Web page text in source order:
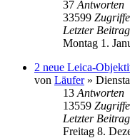
37 Antworten
33599 Zugriffe
Letzter Beitrag
Montag 1.
2 neue Leica-
von Läufer»
13 Antworten
13559 Zugriffe
Letzter Beitrag
Freitag 8.